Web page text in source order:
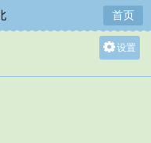
首页
设置